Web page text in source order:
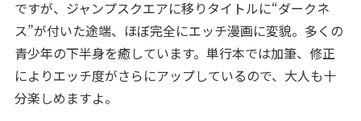
ですが、ジャンプスクエアに移りタイトルに“ダークネ
ス”が付いた途端、ほぼ完全にエッチ漫画に変貌。多くの
青少年の下半身を癒しています。単行本では加筆、修正
によりエッチ度がさらにアップしているので、大人も十
分楽しめますよ。